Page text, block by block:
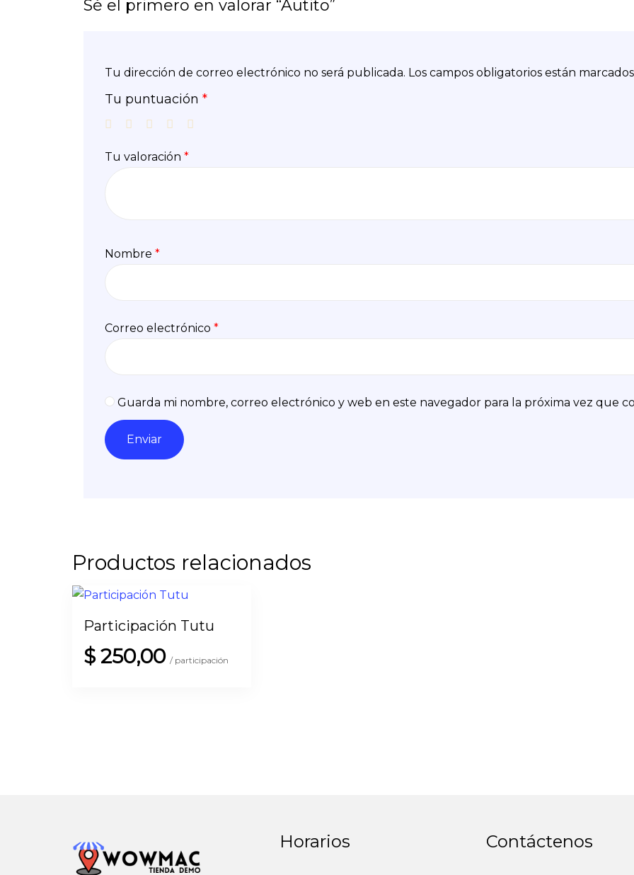
Sé el primero en valorar “Autito”
Tu dirección de correo electrónico no será publicada. Los campos obligatorios están
Tu puntuación *
Tu valoración *
Nombre *
Correo electrónico *
Guarda mi nombre, correo electrónico y web en este navegador para la próxima vez que
Productos relacionados
Participación Tutu
$250,00 / participación
Horarios Contáctenos